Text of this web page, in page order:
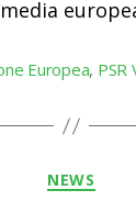
Europea, PSR
NEWS